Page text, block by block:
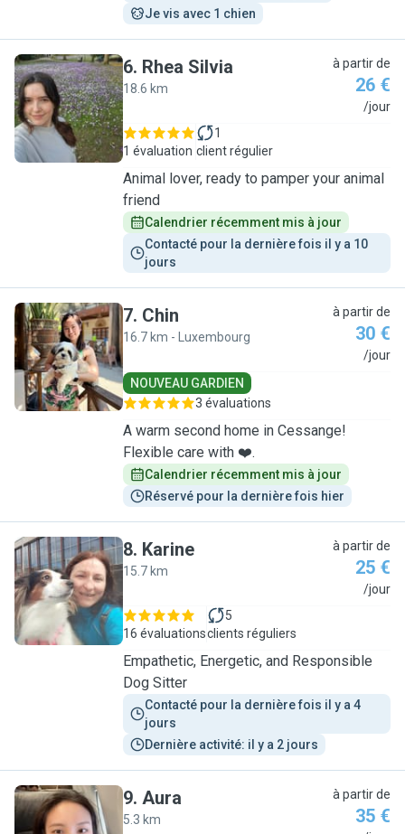
Je vis avec 1 chien
R
6. Rhea Silvia
18.6 km
à partir de
26 €
/jour
1 évaluation
1
client régulier
Animal lover, ready to pamper your animal
friend
Calendrier récemment mis à jour
Contacté pour la dernière fois il y a 10
jours
C
7. Chin
16.7 km - Luxembourg
à partir de
30 €
/jour
NOUVEAU GARDIEN
3 évaluations
A warm second home in Cessange!
Flexible care with ❤️.
Calendrier récemment mis à jour
Réservé pour la dernière fois hier
K
8. Karine
15.7 km
à partir de
25 €
/jour
16 évaluations
5
clients réguliers
Empathetic, Energetic, and Responsible
Dog Sitter
Contacté pour la dernière fois il y a 4
jours
Dernière activité: il y a 2 jours
9. Aura
5.3 km
à partir de
35 €